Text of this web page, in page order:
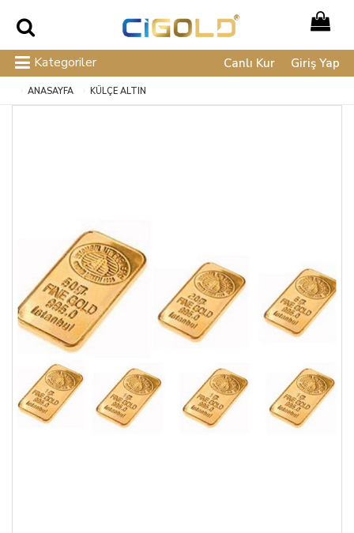
Kategoriler Canlı Kur Giriş Yap
ANASAYFA KÜLÇE ALTIN